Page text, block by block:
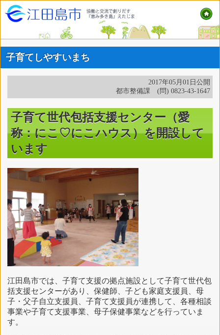
子育てしやすいまち
2017年05月01日公開
都市整備課 (問) 0823-43-1647
子育て世代包括支援センター（愛
称：にこ♡にこハウス）を開設して
います
江田島市では、子育て支援の拠点施設として子育て世代包
括支援センターがあり、保健師、子ども家庭支援員、母
子・父子自立支援員、子育て支援員が連携して、各種相談
事業や子育て支援事業、母子保健事業などを行っていま
す。